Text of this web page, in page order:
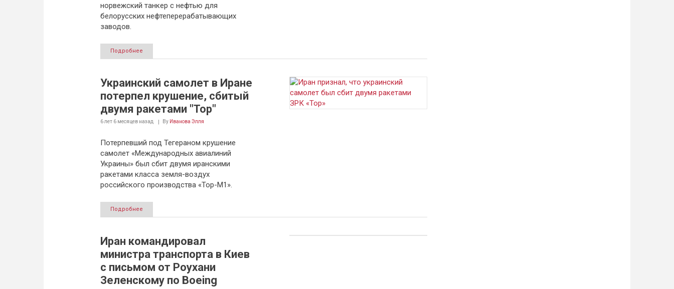
норвежский танкер с нефтью для
белорусских нефтеперерабатывающих
заводов.
Подробнее
Украинский самолет в Иране
потерпел крушение, сбитый
двумя ракетами "Тор"
6 лет 6 месяцевназад By Иванова Элля
Потерпевший под Тегераном крушение
самолет «Международных авиалиний
Украины» был сбит двумя иранскими
ракетами класса земля-воздух
российского производства «Тор-М1».
Подробнее
Иран командировал
министра транспорта в Киев
с письмом от Роухани
Зеленскому по Boeing